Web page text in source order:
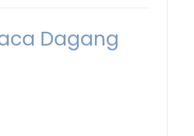
Dagang